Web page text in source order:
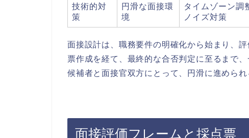
技術的対
策
円滑な面接環
境
タイムゾーン調
ノイズ対策
面接設計は、職務要件の明確化から始まり、
票作成を経て、最終的な合否判定に至るまで
候補者と面接官双方にとって、円滑に進めら
面接評価フレームと採点票